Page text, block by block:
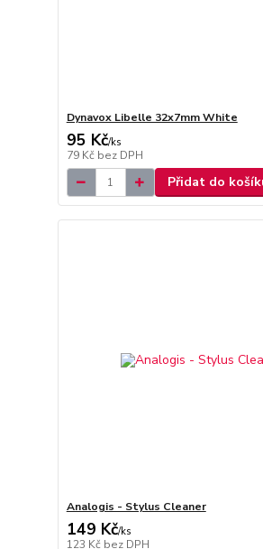
Dynavox Libelle 32x7mm White
95 Kč/ks
79 Kč bez DPH
Přidat do
Analogis - Stylus Cleaner
149 Kč/ks
123 Kč bez DPH